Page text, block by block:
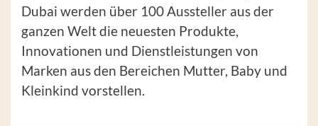
Dubai werden über 100 Aussteller aus der
ganzen Welt die neuesten Produkte,
Innovationen und Dienstleistungen von
Marken aus den Bereichen Mutter, Baby und
Kleinkind vorstellen.